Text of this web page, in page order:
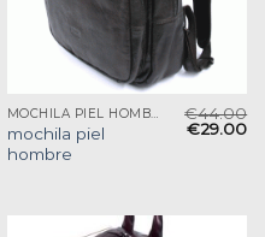
MOCHILA PIEL HOMBRE
mochila piel
hombre
€44.00
€29.00